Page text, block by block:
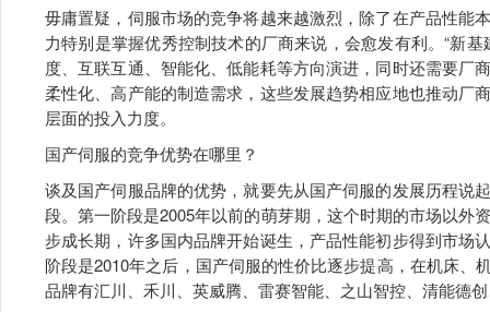
毋庸置疑，伺服市场的竞争将越来越激烈，除了在产品性能
力特别是掌握优秀控制技术的厂商来说，会愈发有利。“新
度、互联互通、智能化、低能耗等方向演进，同时还需要厂
柔性化、高产能的制造需求，这些发展趋势相应地也推动厂
层面的投入力度。
国产伺服的竞争优势在哪里？
谈及国产伺服品牌的优势，就要先从国产伺服的发展历程说
段。第一阶段是2005年以前的萌芽期，这个时期的市场以外
步成长期，许多国内品牌开始诞生，产品性能初步得到市场
阶段是2010年之后，国产伺服的性价比逐步提高，在机床
品牌有汇川、禾川、英威腾、雷赛智能、之山智控、清能德